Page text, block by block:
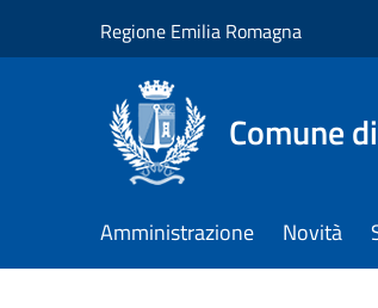
Regione Emilia Romagna
Comune
Amministrazione Novità